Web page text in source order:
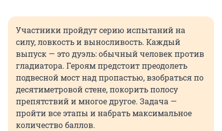
Участники пройдут серию испытаний на
силу, ловкость и выносливость. Каждый
выпуск — это дуэль: обычный человек против
гладиатора. Героям предстоит преодолеть
подвесной мост над пропастью, взобраться по
десятиметровой стене, покорить полосу
препятствий и многое другое. Задача —
пройти все этапы и набрать максимальное
количество баллов.